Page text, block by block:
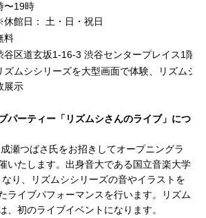
〜19時
館日： 土・日・祝日
料
谷区道玄坂1-16-3 渋谷センタープレイス1階
ズムシシリーズを大型画面で体験、リズムシ
展示
パーティー「リズムシさんのライブ」につ
瀬つばさ氏をお招きしてオープニングラ
いたします。出身音大である国立音楽大学
り、リズムシシリーズの音やイラストを
ライブパフォーマンスを行います。リズム
、初のライブイベントになります。